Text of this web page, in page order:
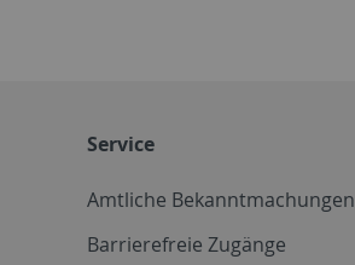
Service
Amtliche Bekanntmachungen
Barrierefreie Zugänge